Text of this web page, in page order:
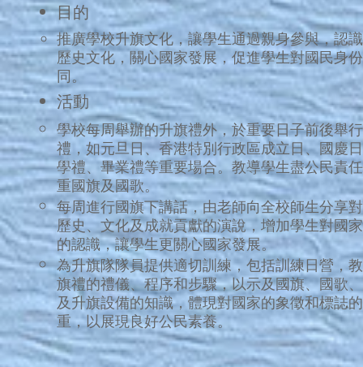
目的
推廣學校升旗文化，讓學生通過親身參與，認
歷史文化，關心國家發展，促進學生對國民身
同。
​活動
學校每周舉辦的升旗禮外，於重要日子前後舉
禮，如元旦日、香港特別行政區成立日、國慶
學禮、畢業禮等重要場合。教導學生盡公民責
重國旗及國歌。
每周進行國旗下講話，由老師向全校師生分享
歷史、文化及成就貢獻的演說，增加學生對國
的認識，讓學生更關心國家發展。
為升旗隊隊員提供適切訓練，包括訓練日營，
旗禮的禮儀、程序和步驟，以示及國旗、國歌
及升旗設備的知識，體現對國家的象徵和標誌
重，以展現良好公民素養。